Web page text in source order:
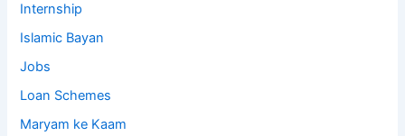
Internship
Islamic Bayan
Jobs
Loan Schemes
Maryam ke Kaam